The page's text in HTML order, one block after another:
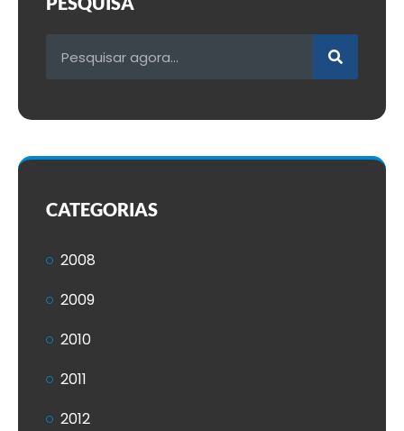
CATEGORIAS
2008
2009
2010
2011
2012